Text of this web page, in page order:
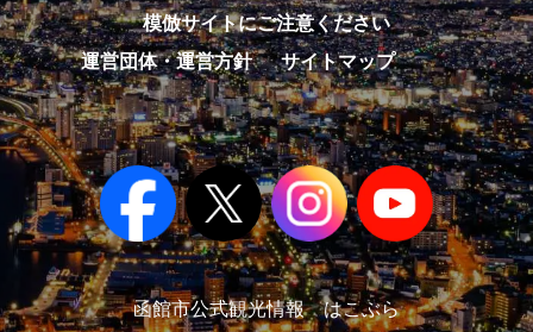
模倣サイトにご注意ください
運営団体・運営方針
サイトマップ
函館市公式観光情報 はこぶら